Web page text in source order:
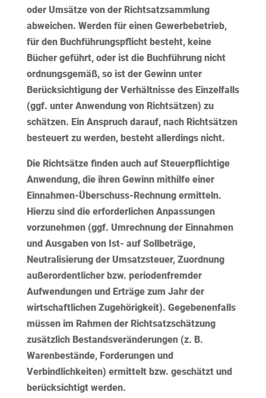
oder Umsätze von der Richtsatzsammlung
abweichen. Werden für einen Gewerbebetrieb,
für den Buchführungspflicht besteht, keine
Bücher geführt, oder ist die Buchführung nicht
ordnungsgemäß, so ist der Gewinn unter
Berücksichtigung der Verhältnisse des Einzelfalls
(ggf. unter Anwendung von Richtsätzen) zu
schätzen. Ein Anspruch darauf, nach Richtsätzen
besteuert zu werden, besteht allerdings nicht.
Die Richtsätze finden auch auf Steuerpflichtige
Anwendung, die ihren Gewinn mithilfe einer
Einnahmen-Überschuss-Rechnung ermitteln.
Hierzu sind die erforderlichen Anpassungen
vorzunehmen (ggf. Umrechnung der Einnahmen
und Ausgaben von Ist- auf Sollbeträge,
Neutralisierung der Umsatzsteuer, Zuordnung
außerordentlicher bzw. periodenfremder
Aufwendungen und Erträge zum Jahr der
wirtschaftlichen Zugehörigkeit). Gegebenenfalls
müssen im Rahmen der Richtsatzschätzung
zusätzlich Bestandsveränderungen (z. B.
Warenbestände, Forderungen und
Verbindlichkeiten) ermittelt bzw. geschätzt und
berücksichtigt werden.